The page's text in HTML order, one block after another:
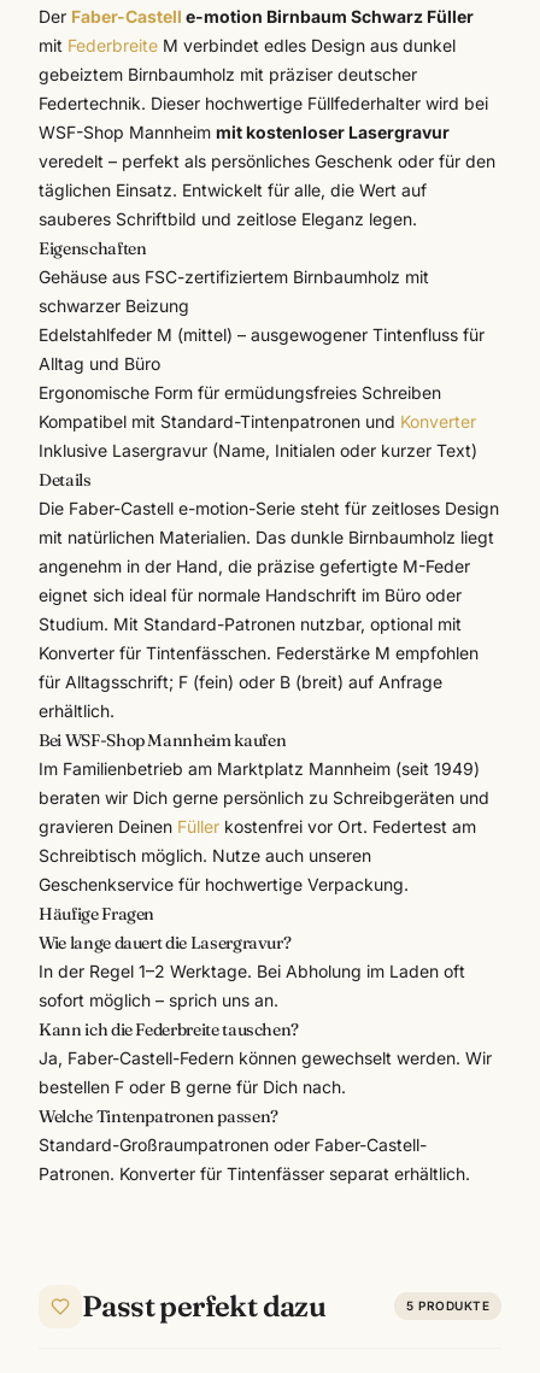
Der Faber-Castell e-motion Birnbaum Schwarz Füller
mit Federbreite M verbindet edles Design aus dunkel
gebeiztem Birnbaumholz mit präziser deutscher
Federtechnik. Dieser hochwertige Füllfederhalter wird bei
WSF-Shop Mannheim mit kostenloser Lasergravur
veredelt – perfekt als persönliches Geschenk oder für den
täglichen Einsatz. Entwickelt für alle, die Wert auf
sauberes Schriftbild und zeitlose Eleganz legen.
Eigenschaften
Gehäuse aus FSC-zertifiziertem Birnbaumholz mit
schwarzer Beizung
Edelstahlfeder M (mittel) – ausgewogener Tintenfluss für
Alltag und Büro
Ergonomische Form für ermüdungsfreies Schreiben
Kompatibel mit Standard-Tintenpatronen und Konverter
Inklusive Lasergravur (Name, Initialen oder kurzer Text)
Details
Die Faber-Castell e-motion-Serie steht für zeitloses Design
mit natürlichen Materialien. Das dunkle Birnbaumholz liegt
angenehm in der Hand, die präzise gefertigte M-Feder
eignet sich ideal für normale Handschrift im Büro oder
Studium. Mit Standard-Patronen nutzbar, optional mit
Konverter für Tintenfässchen. Federstärke M empfohlen
für Alltagsschrift; F (fein) oder B (breit) auf Anfrage
erhältlich.
Bei WSF-Shop Mannheim kaufen
Im Familienbetrieb am Marktplatz Mannheim (seit 1949)
beraten wir Dich gerne persönlich zu Schreibgeräten und
gravieren Deinen Füller kostenfrei vor Ort. Federtest am
Schreibtisch möglich. Nutze auch unseren
Geschenkservice für hochwertige Verpackung.
Häufige Fragen
Wie lange dauert die Lasergravur?
In der Regel 1–2 Werktage. Bei Abholung im Laden oft
sofort möglich – sprich uns an.
Kann ich die Federbreite tauschen?
Ja, Faber-Castell-Federn können gewechselt werden. Wir
bestellen F oder B gerne für Dich nach.
Welche Tintenpatronen passen?
Standard-Großraumpatronen oder Faber-Castell-
Patronen. Konverter für Tintenfässer separat erhältlich.
Passt perfekt dazu 5 PRODUKTE